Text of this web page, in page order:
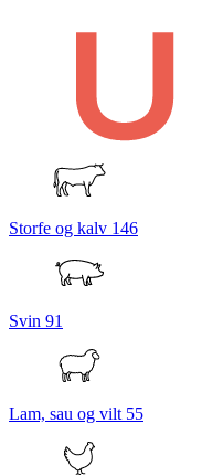
Storfe og kalv 146
Svin 91
Lam, sau og vilt 55